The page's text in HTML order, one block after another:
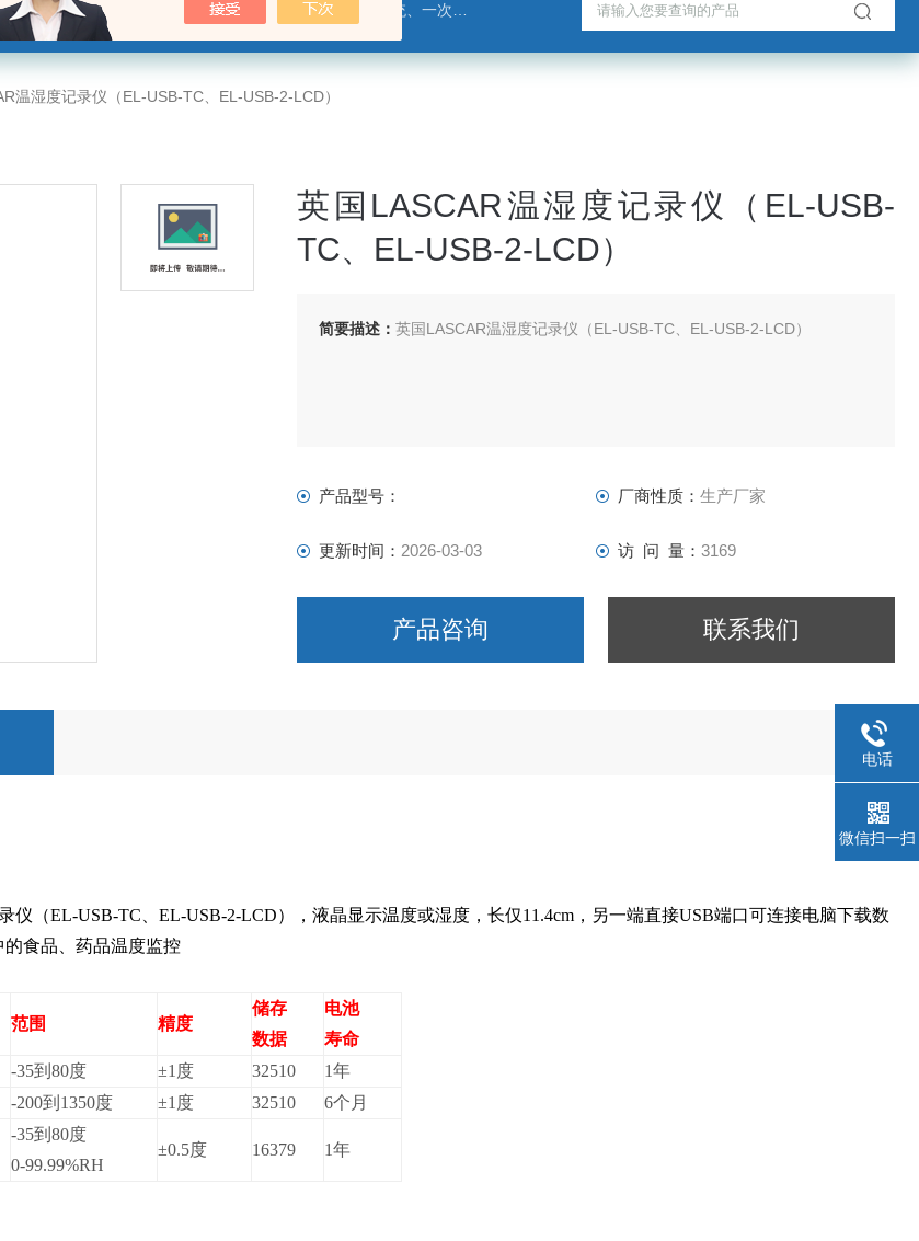
橡胶润滑剂PendoTECH压力监控与传送系统、一次压力传感器 ，圣戈班管
温湿度记录仪（EL-USB-TC、EL-USB-2-LCD）
英国LASCAR温湿度记录仪（EL-USB-
TC、EL-USB-2-LCD）
简要描述： 英国LASCAR温湿度记录仪（EL-USB-TC、EL-USB-2-LCD）
产品型号： 厂商性质： 生产厂家
更新时间： 2026-03-03 访 问 量： 3169
产品咨询 联系我们
仪（EL-USB-TC、EL-USB-2-LCD），液晶显示温度或湿度，长仅11.4cm，另一端直接USB端口可连接电脑下载数
食品、药品温度监控
范围 精度
储存
数据
电池
寿命
-35到80度 ±1度 32510 1年
-200到1350度 ±1度 32510 6个月
-35到80度
0-99.99%RH
±0.5度 16379 1年
电话
微信扫一扫